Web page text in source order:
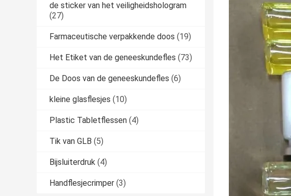
de sticker van het veiligheidshologram
(27)
Farmaceutische verpakkende doos (19)
Het Etiket van de geneeskundefles (73)
De Doos van de geneeskundefles (6)
kleine glasflesjes (10)
Plastic Tabletflessen (4)
Tik van GLB (5)
Bijsluiterdruk (4)
Handflesjecrimper (3)